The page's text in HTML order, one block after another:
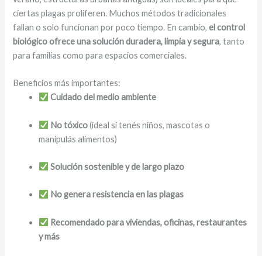
ciertas plagas proliferen. Muchos métodos tradicionales
fallan o solo funcionan por poco tiempo. En cambio,el control
biológico ofrece una solución duradera, limpia y segura, tanto
para familias como para espacios comerciales.
Beneficios más importantes:
Cuidado del medio ambiente
No tóxico(ideal si tenés niños, mascotas o
manipulás alimentos)
Solución sostenible y de largo plazo
No genera resistencia en las plagas
Recomendado para viviendas, oficinas, restaurantes
y más